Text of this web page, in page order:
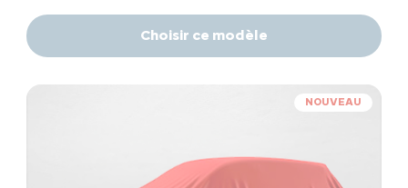
Choisir ce modèle
NOUVEAU